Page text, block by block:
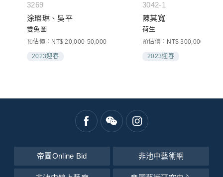
3269
涂璨琳、吳平
雙兔圖
預估價：NT$ 20,000-50,000
2023迎春
3042-1
陳其寬
荷生
預估價：NT$ 300,000-
2023迎春
帝圖Online Bid 非池中藝術網